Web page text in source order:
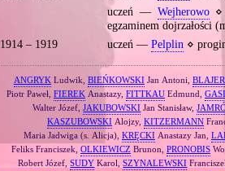
uczeń — Wejherowo⋄
egzaminem dojrzałości
1914 – 1919
uczeń — Pelplin ⋄
ANGRYK Ludwik, BIEŃKOWSKIJan Antoni, BLAJER
Piotr Paweł, FIEREK Anastazy, FITTKAUEdmund,
Walter Józef,JAKUBOWSKI Jan Stanisław,
KASZUBOWSKIAlojzy, KITZERMANN
Maria Jadwiga (s. Alicja), KRĘCKIAnastazy Jan,
Feliks Franciszek, OLKIEWICZ Brunon, PRONOBIS
Robert Józef,SUDY Karol,SZYNALEWSKI